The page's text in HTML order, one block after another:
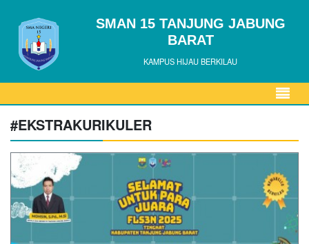
SMAN 15 TANJUNG JABUNG
BARAT
KAMPUS HIJAU BERKILAU
#EKSTRAKURIKULER